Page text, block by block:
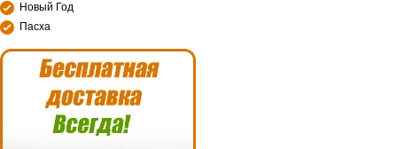
Новый Год
Пасха